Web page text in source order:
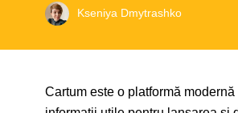
Kseniya Dmytrashko
Cartum este o platformă